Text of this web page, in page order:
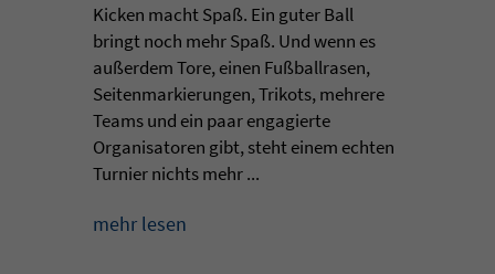
Kicken macht Spaß. Ein guter Ball
bringt noch mehr Spaß. Und wenn es
außerdem Tore, einen Fußballrasen,
Seitenmarkierungen, Trikots, mehrere
Teams und ein paar engagierte
Organisatoren gibt, steht einem echten
Turnier nichts mehr ...
mehr lesen